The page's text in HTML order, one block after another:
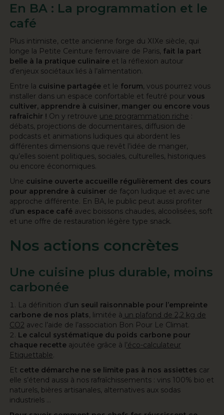
En BA : La programmation et le
café
Plus intimiste, cette ancienne forge du XIXe siècle, qui
longe la Petite Ceinture ferroviaire de Paris, fait la part
belle à la pratique culinaire et la réflexion autour
d’enjeux sociétaux liés à l’alimentation.
Entre la cuisine partagée et le forum, vous pourrez vous
installer dans un espace confortable et feutré pour vous
cultiver, apprendre à cuisiner, manger ou encore vous
rafraîchir ! On y retrouve une programmation riche :
débats, projections de documentaires, diffusion de
podcasts et animations ludiques qui abordent les
différentes dimensions que revêt l’idée de manger,
qu’elles soient politiques, sociales, culturelles, historiques
ou encore économiques.
Une cuisine ouverte accueille régulièrement des cours
pour apprendre à cuisiner de façon ludique et avec une
approche différente. En BA, le public peut aussi profiter
d’un espace café avec boissons chaudes, alcoolisées, soft
et une offre de restauration légère type snack.
Nos actions concrètes
Une cuisine plus durable, moins
carbonée
La définition d’un seuil raisonnable pour l’empreinte
carbone de nos plats, limitée à un plafond de 2,2 kg de
CO2 avec l’aide de l’association Bon Pour Le Climat.
Le calcul systématique du poids carbone pour
chaque recette ajoutée grâce à l’éco-calculateur
Etiquettable.
Et cette démarche ne se limite pas à nos assiettes car
elle s’étend aussi à nos rafraîchissements : vins 100% bio et
naturels, bières artisanales, alternatives aux sodas
industriels …